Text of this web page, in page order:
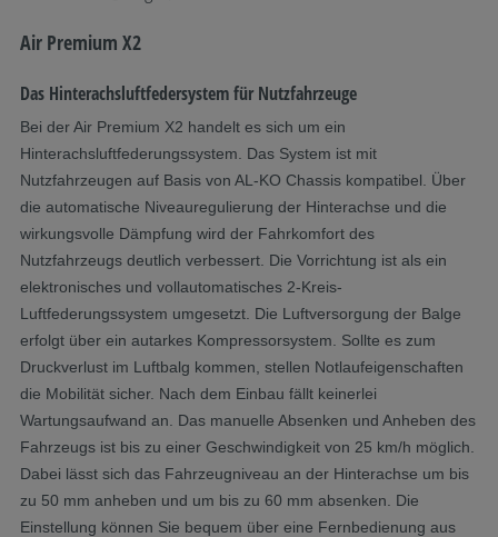
Air Premium X2
Das Hinterachsluftfedersystem für Nutzfahrzeuge
Bei der Air Premium X2 handelt es sich um ein
Hinterachsluftfederungssystem. Das System ist mit
Nutzfahrzeugen auf Basis von AL-KO Chassis kompatibel. Über
die automatische Niveauregulierung der Hinterachse und die
wirkungsvolle Dämpfung wird der Fahrkomfort des
Nutzfahrzeugs deutlich verbessert. Die Vorrichtung ist als ein
elektronisches und vollautomatisches 2-Kreis-
Luftfederungssystem umgesetzt. Die Luftversorgung der Balge
erfolgt über ein autarkes Kompressorsystem. Sollte es zum
Druckverlust im Luftbalg kommen, stellen Notlaufeigenschaften
die Mobilität sicher. Nach dem Einbau fällt keinerlei
Wartungsaufwand an. Das manuelle Absenken und Anheben des
Fahrzeugs ist bis zu einer Geschwindigkeit von 25 km/h möglich.
Dabei lässt sich das Fahrzeugniveau an der Hinterachse um bis
zu 50 mm anheben und um bis zu 60 mm absenken. Die
Einstellung können Sie bequem über eine Fernbedienung aus